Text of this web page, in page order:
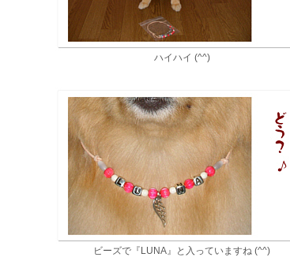
ハイハイ (^^)
ビーズで『LUNA』と入っていますね (^^)